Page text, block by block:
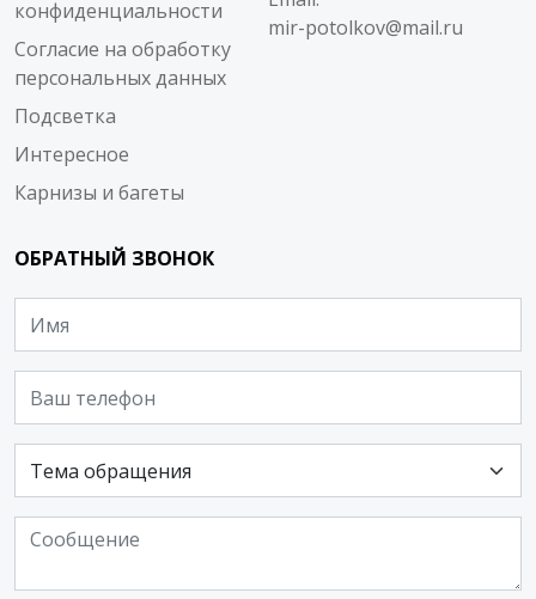
конфиденциальности
Согласие на обработку
персональных данных
Подсветка
Интересное
Карнизы и багеты
mir-potolkov@mail.ru
ОБРАТНЫЙ ЗВОНОК